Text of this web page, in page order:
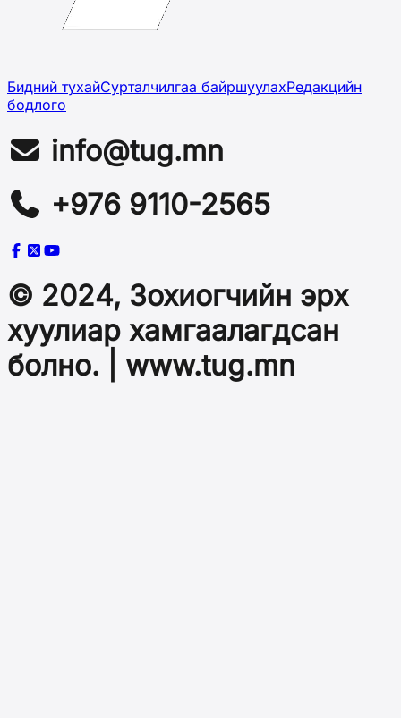
Бидний тухайСурталчилгаа байршуулахРедакцийн
бодлого
info@tug.mn
+976 9110-2565
© 2024, Зохиогчийн эрх
хуулиар хамгаалагдсан
болно. | www.tug.mn